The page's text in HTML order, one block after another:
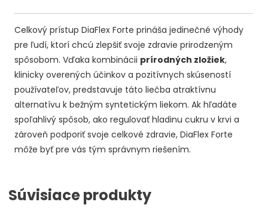
Celkový prístup DiaFlex Forte prináša jedinečné výhody
pre ľudí, ktorí chcú zlepšiť svoje zdravie prirodzeným
spôsobom. Vďaka kombinácii prírodných zložiek,
klinicky overených účinkov a pozitívnych skúseností
používateľov, predstavuje táto liečba atraktívnu
alternatívu k bežným syntetickým liekom. Ak hľadáte
spoľahlivý spôsob, ako regulovať hladinu cukru v krvi a
zároveň podporiť svoje celkové zdravie, DiaFlex Forte
môže byť pre vás tým správnym riešením.
Súvisiace produkty